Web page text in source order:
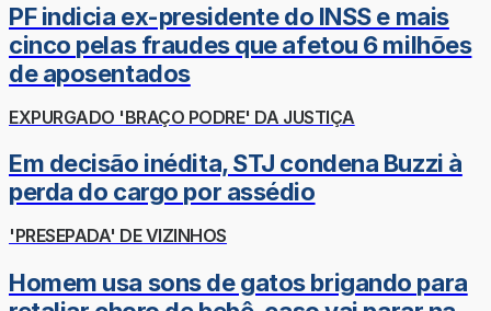
PF indicia ex-presidente do INSS e mais
cinco pelas fraudes que afetou 6 milhões
de aposentados
EXPURGADO 'BRAÇO PODRE' DA JUSTIÇA
Em decisão inédita, STJ condena Buzzi à
perda do cargo por assédio
'PRESEPADA' DE VIZINHOS
Homem usa sons de gatos brigando para